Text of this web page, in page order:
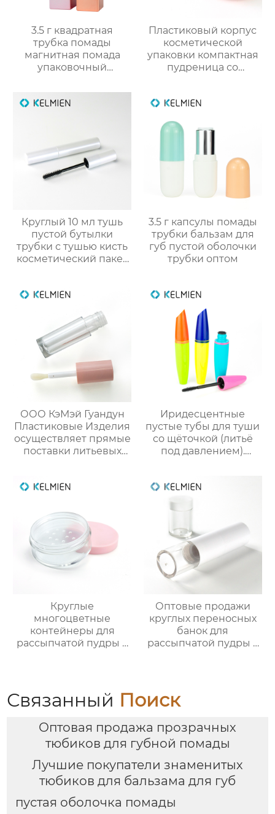
3.5 г квадратная
трубка помады
магнитная помада
упаковочный
оболочки трубки
оптом
Пластиковый корпус
косметической
упаковки компактная
пудреница со
дизайна
Круглый 10 мл тушь
пустой бутылки
трубки с тушью кисть
косметический пакет
3.5 г капсулы помады
трубки бальзам для
губ пустой оболочки
трубки оптом
ООО КэМэй Гуандун
Пластиковые Изделия
осуществляет прямые
поставки литьевых
мл (пустая упаковка)
Иридесцентные
пустые тубы для туши
со щёточкой (литьё
под давлением).
производителя
упаковки для
косметики
Круглые
многоцветные
контейнеры для
рассыпчатой пудры с
напрямую с завода
Оптовые продажи
круглых переносных
банок для
рассыпчатой пудры 5
Связанный Поиск
Оптовая продажа прозрачных
тюбиков для губной помады
Лучшие покупатели знаменитых
тюбиков для бальзама для губ
пустая оболочка помады